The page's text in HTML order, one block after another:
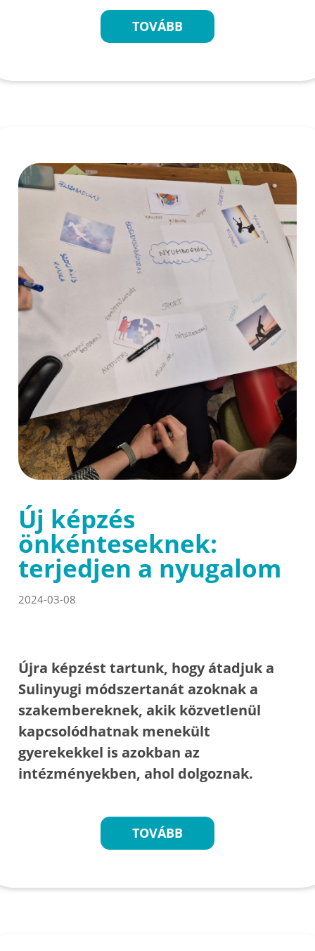
TOVÁBB
Új képzés
önkénteseknek:
terjedjen a nyugalom
2024-03-08
Újra képzést tartunk, hogy átadjuk a
Sulinyugi módszertanát azoknak a
szakembereknek, akik közvetlenül
kapcsolódhatnak menekült
gyerekekkel is azokban az
intézményekben, ahol dolgoznak.
TOVÁBB